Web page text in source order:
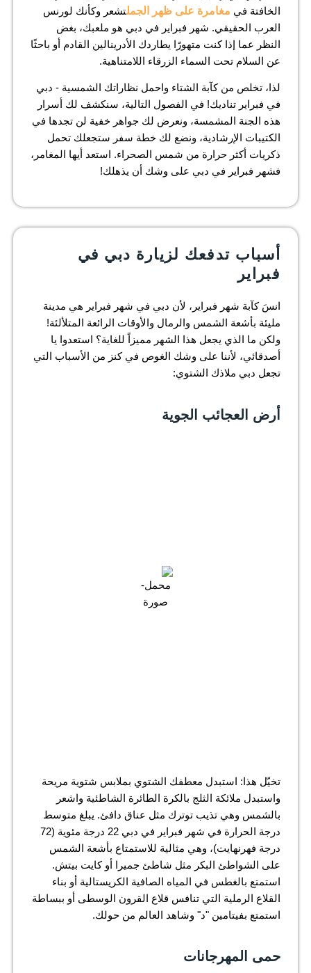
الخافتة في مغامرة على ظهر الجملتشعر وكأنك لورنس
العرب الحقيقي. شهر فبراير في دبي هو ملعبك، بغض
النظر عما إذا كنت متهورًا يطاردك الأدرينالين القادم أو باحثًا
عن السلام تحت السماء الزرقاء اللامتناهية.
لذا، تخلص من كآبة الشتاء واحمل نظاراتك الشمسية - دبي
في فبراير تناديك! في الفصول التالية، سنكشف لك أسرار
هذه الجنة المشمسة، ونعرض لك جواهر خفية لن تجدها في
الكتيبات الإرشادية، ونضع لك خطة سفر ستجعلك تحمل
ذكريات أكثر حرارة من شمس الصحراء. استعد أيها المغامر،
فشهر فبراير في دبي على وشك أن يذهلك!
أسباب تدفعك لزيارة دبي في
فبراير
انسَ كآبة شهر فبراير، لأن دبي في شهر فبراير هي مدينة
مليئة بأشعة الشمس والرمال والأوقات الرائعة المتلألئة!
ولكن ما الذي يجعل هذا الشهر مميزاً للغاية؟ استعدوا يا
أصدقائي، لأننا على وشك الغوص في كنز من الأسباب التي
تجعل دبي ملاذك الشتوي:
أرض العجائب الجوية
41 %
997 م ب
تخيّل هذا: استبدل معطفك الشتوي بملابس شتوية مريحة
واستبدل ملائكة الثلج بالكرة الطائرة الشاطئية واشعر
بالشمس وهي تذيب توترك مثل عناق دافئ. يبلغ متوسط
درجة الحرارة في شهر فبراير في دبي 22 درجة مئوية (72
درجة فهرنهايت)، وهي مثالية للاستمتاع بأشعة الشمس
على الشواطئ البكر مثل شاطئ جميرا أو كايت بيتش.
استمتع بالغطس في المياه الصافية الكريستالية أو بناء
القلاع الرملية التي تنافس قلاع القرون الوسطى أو ببساطة
استمتع بفيتامين "د" وشاهد العالم من حولك.
حمى المهرجانات